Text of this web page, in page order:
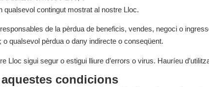
qualsevol contingut mostrat al nostre Lloc.
de la pèrdua de beneficis, vendes, negoci o
qualsevol pèrdua o dany indirecte o conseqüent.
Lloc sigui segur o estigui lliure d’errors o virus. Hauríeu
condicions